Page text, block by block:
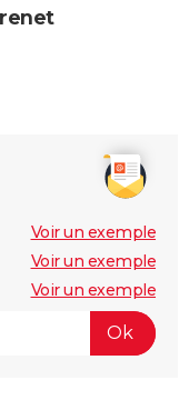
Voir un exemple
Voir un exemple
Voir un exemple